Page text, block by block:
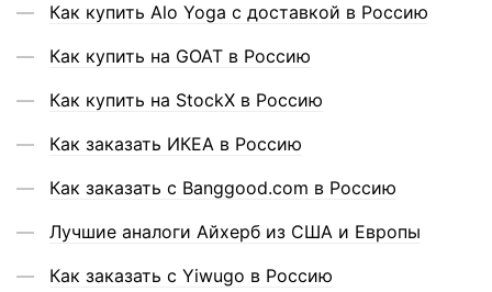
Как купить Alo Yoga с доставкой в Россию
Как купить на GOAT в Россию
Как купить на StockX в Россию
Как заказать ИКЕА в Россию
Как заказать с Banggood.com в Россию
Лучшие аналоги Айхерб из США и Европы
Как заказать с Yiwugo в Россию